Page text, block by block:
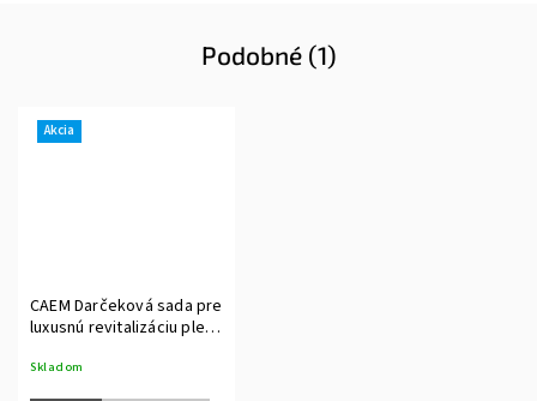
Podobné (1)
Akcia
CAEM Darčeková sada pre
luxusnú revitalizáciu pleti/
Skladom